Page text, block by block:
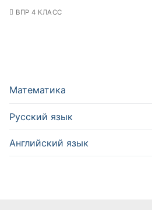
ВПР 4 КЛАСС
Математика
Русский язык
Английский язык